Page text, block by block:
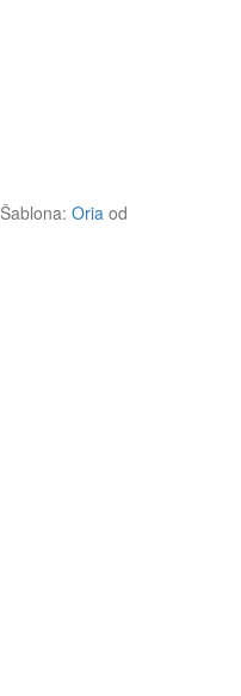
Šablona: Oria od